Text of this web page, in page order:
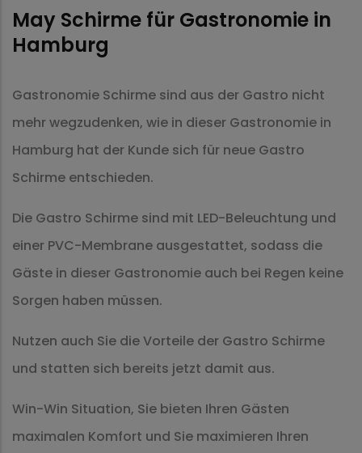
May Schirme für Gastronomie in
Hamburg
Gastronomie Schirme sind aus der Gastro nicht
mehr wegzudenken, wie in dieser Gastronomie in
Hamburg hat der Kunde sich für neue Gastro
Schirme entschieden.
Die Gastro Schirme sind mit LED-Beleuchtung und
einer PVC-Membrane ausgestattet, sodass die
Gäste in dieser Gastronomie auch bei Regen keine
Sorgen haben müssen.
Nutzen auch Sie die Vorteile der Gastro Schirme
und statten sich bereits jetzt damit aus.
Win-Win Situation, Sie bieten Ihren Gästen
maximalen Komfort und Sie maximieren Ihren